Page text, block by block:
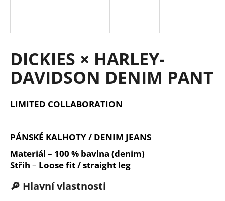
DICKIES × HARLEY-
DAVIDSON DENIM PANT
LIMITED COLLABORATION
PÁNSKÉ KALHOTY / DENIM JEANS
Materiál – 100 % bavlna (denim)
Střih – Loose fit / straight leg
🔎 Hlavní vlastnosti
í
t
?
D
o
p
o